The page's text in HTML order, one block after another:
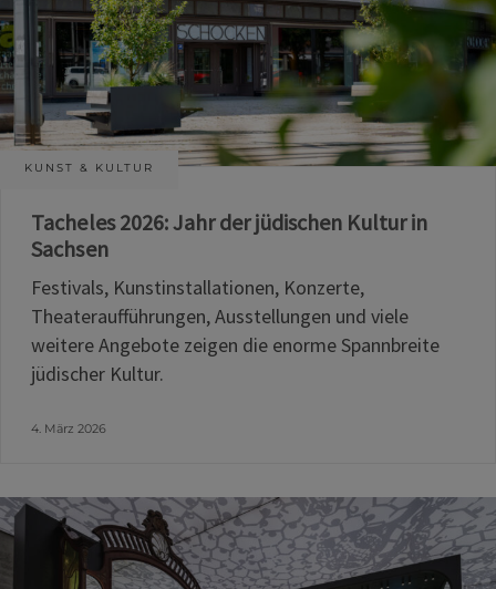
KUNST & KULTUR
Tacheles 2026: Jahr der jüdischen Kultur in
Sachsen
Festivals, Kunstinstallationen, Konzerte,
Theateraufführungen, Ausstellungen und viele
weitere Angebote zeigen die enorme Spannbreite
jüdischer Kultur.
4. März 2026